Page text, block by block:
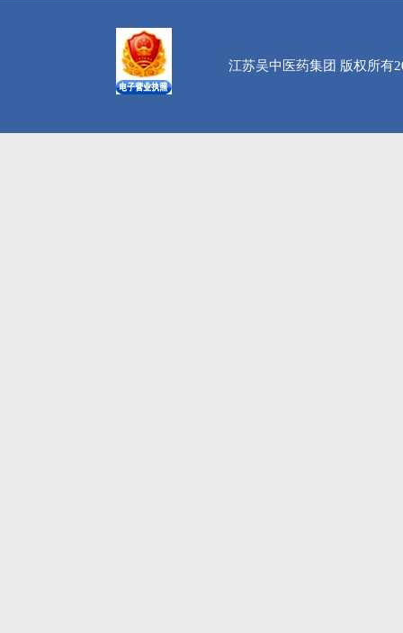
江苏吴中医药集团 版权所有